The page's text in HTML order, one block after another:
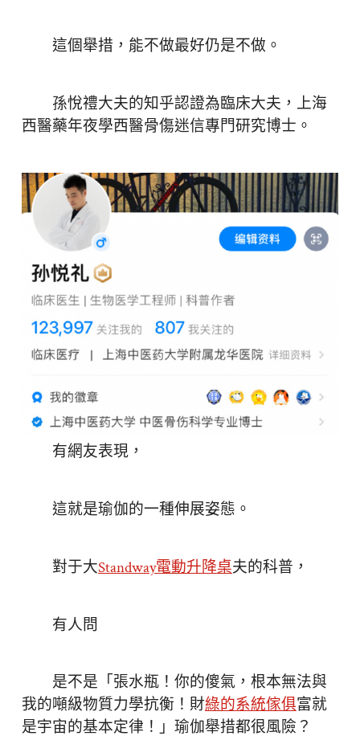
這個舉措，能不做最好仍是不做。
孫悅禮大夫的知乎認證為臨床大夫，上海
西醫藥年夜學西醫骨傷迷信專門研究博士。
有網友表現，
這就是瑜伽的一種伸展姿態。
對于大Standway電動升降桌夫的科普，
有人問
是不是「張水瓶！你的傻氣，根本無法與
我的噸級物質力學抗衡！財綠的系統傢俱富就
是宇宙的基本定律！」瑜伽舉措都很風險？